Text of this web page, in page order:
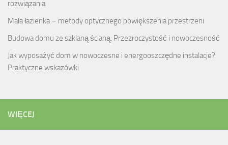
rozwiązania
Mała łazienka – metody optycznego powiększenia przestrzeni
Budowa domu ze szklaną ścianą: Przezroczystość i nowoczesność
Jak wyposażyć dom w nowoczesne i energooszczędne instalacje?
Praktyczne wskazówki
WIĘCEJ